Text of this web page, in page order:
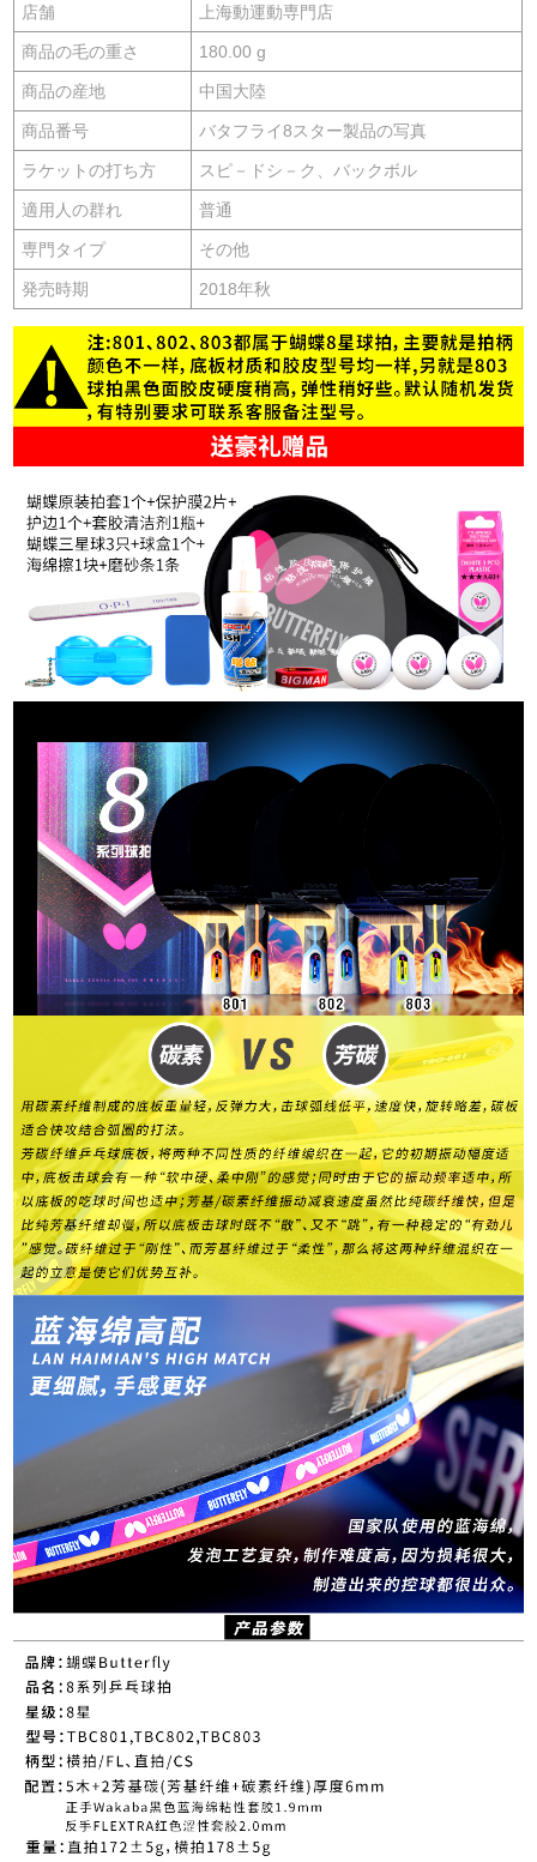
店舗 上海動運動専門店
商品の毛の重さ 180.00 g
商品の産地 中国大陸
商品番号 バタフライ8スター製品の写真
ラケットの打ち方 スピ－ドシ－ク、バックボル
適用人の群れ 普通
専門タイプ その他
発売時期 2018年秋